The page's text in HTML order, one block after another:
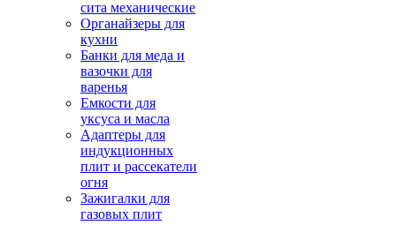
сита механические
Органайзеры для
кухни
Банки для меда и
вазочки для
варенья
Емкости для
уксуса и масла
Адаптеры для
индукционных
плит и рассекатели
огня
Зажигалки для
газовых плит